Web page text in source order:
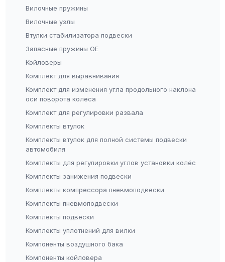
Вилочные пружины
Вилочные узлы
Втулки стабилизатора подвески
Запасные пружины OE
Койловеры
Комплект для выравнивания
Комплект для изменения угла продольного наклона
оси поворота колеса
Комплект для регулировки развала
Комплекты втулок
Комплекты втулок для полной системы подвески
автомобиля
Комплекты для регулировки углов установки колёс
Комплекты занижения подвески
Комплекты компрессора пневмоподвески
Комплекты пневмоподвески
Комплекты подвески
Комплекты уплотнений для вилки
Компоненты воздушного бака
Компоненты койловера